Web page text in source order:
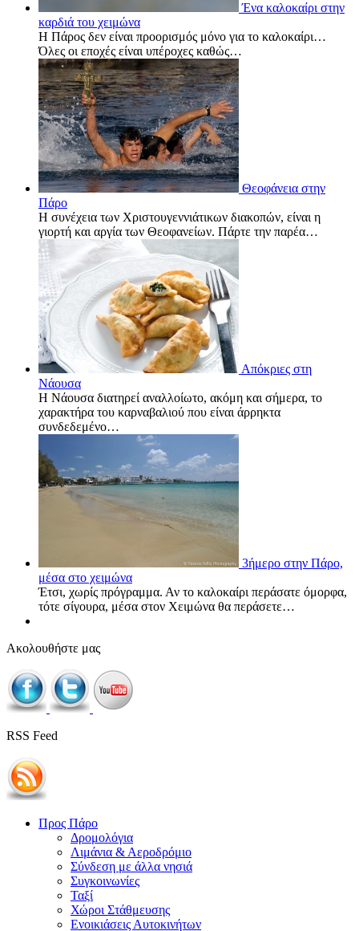
Ένα καλοκαίρι στην
καρδιά του χειμώνα
Η Πάρος δεν είναι προορισμός μόνο για το καλοκαίρι…
Όλες οι εποχές είναι υπέροχες καθώς…
Θεοφάνεια στην
Πάρο
Η συνέχεια των Χριστουγεννιάτικων διακοπών, είναι η
γιορτή και αργία των Θεοφανείων. Πάρτε την παρέα…
Απόκριες στη
Νάουσα
Η Νάουσα διατηρεί αναλλοίωτο, ακόμη και σήμερα, το
χαρακτήρα του καρναβαλιού που είναι άρρηκτα
συνδεδεμένο…
3ήμερο στην Πάρο,
μέσα στο χειμώνα
Έτσι, χωρίς πρόγραμμα. Αν το καλοκαίρι περάσατε όμορφα,
τότε σίγουρα, μέσα στον Χειμώνα θα περάσετε…
Ακολουθήστε μας
RSS Feed
Προς Πάρο
Δρομολόγια
Λιμάνια & Αεροδρόμιο
Σύνδεση με άλλα νησιά
Συγκοινωνίες
Ταξί
Χώροι Στάθμευσης
Ενοικιάσεις Αυτοκινήτων